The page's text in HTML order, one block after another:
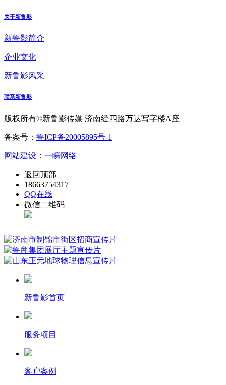
关于新鲁影
新鲁影简介
企业文化
新鲁影风采
联系新鲁影
版权所有©新鲁影传媒 济南经四路万达写字楼A座
备案号： 鲁ICP备20005895号-1
网站建设 ： 一瞬网络
返回顶部
18663754317
QQ在线
微信二维码
新鲁影首页
服务项目
客户案例